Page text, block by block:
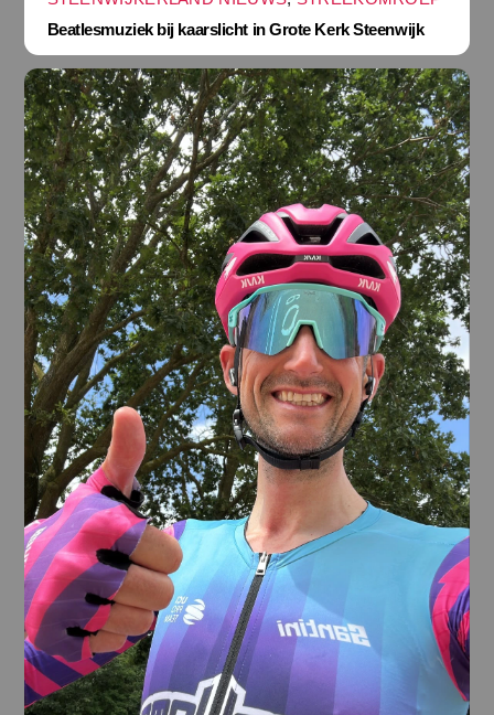
Beatlesmuziek bij kaarslicht in Grote Kerk Steenwijk